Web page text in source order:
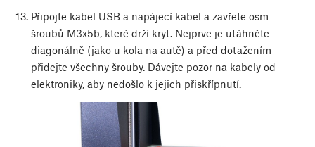
Připojte kabel USB a napájecí kabel a zavřete osm
šroubů M3x5b, které drží kryt. Nejprve je utáhněte
diagonálně (jako u kola na autě) a před dotažením
přidejte všechny šrouby. Dávejte pozor na kabely od
elektroniky, aby nedošlo k jejich přiskřípnutí.